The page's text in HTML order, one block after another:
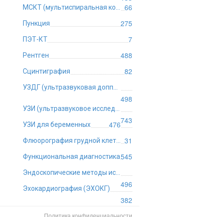
66
Пункция 275
ПЭТ-КТ 7
Рентген 488
Сцинтиграфия 82
498
743
УЗИ для беременных 476
31
Функциональная диагностика545
496
Эхокардиография (ЭХОКГ)
382
Политика конфиденциальности